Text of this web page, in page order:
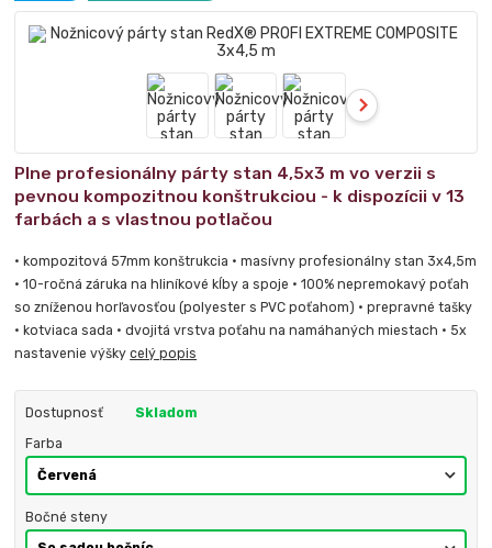
Plne profesionálny párty stan 4,5x3 m vo verzii s
pevnou kompozitnou konštrukciou - k dispozícii v 13
farbách a s vlastnou potlačou
• kompozitová 57mm konštrukcia • masívny profesionálny stan 3x4,5m
• 10-ročná záruka na hliníkové kĺby a spoje • 100% nepremokavý poťah
so zníženou horľavosťou (polyester s PVC poťahom) • prepravné tašky
• kotviaca sada • dvojitá vrstva poťahu na namáhaných miestach • 5x
nastavenie výškycelý popis
Dostupnosť Skladom
Farba
Bočné steny